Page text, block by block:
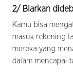
2/ Biarkan
Kamu bisa
masuk rekening
mereka yang
dalam mencapai